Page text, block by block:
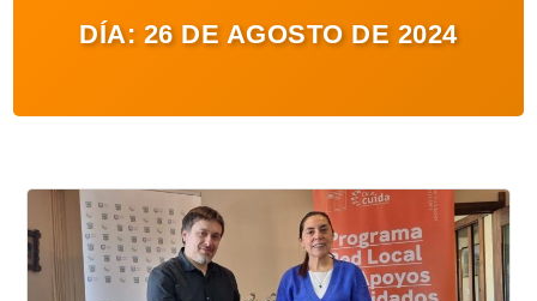
ENTRETENIMIENTO Y CULTURA
AUDIOS
VIDEOS
DÍA: 26 DE AGOSTO DE 2024